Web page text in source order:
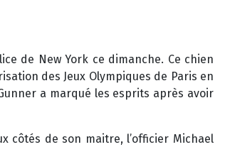
de New York ce dimanche. Ce chien
des Jeux Olympiques de Paris en
a marqué les esprits après avoir
côtés de son maitre, l’officier Michael